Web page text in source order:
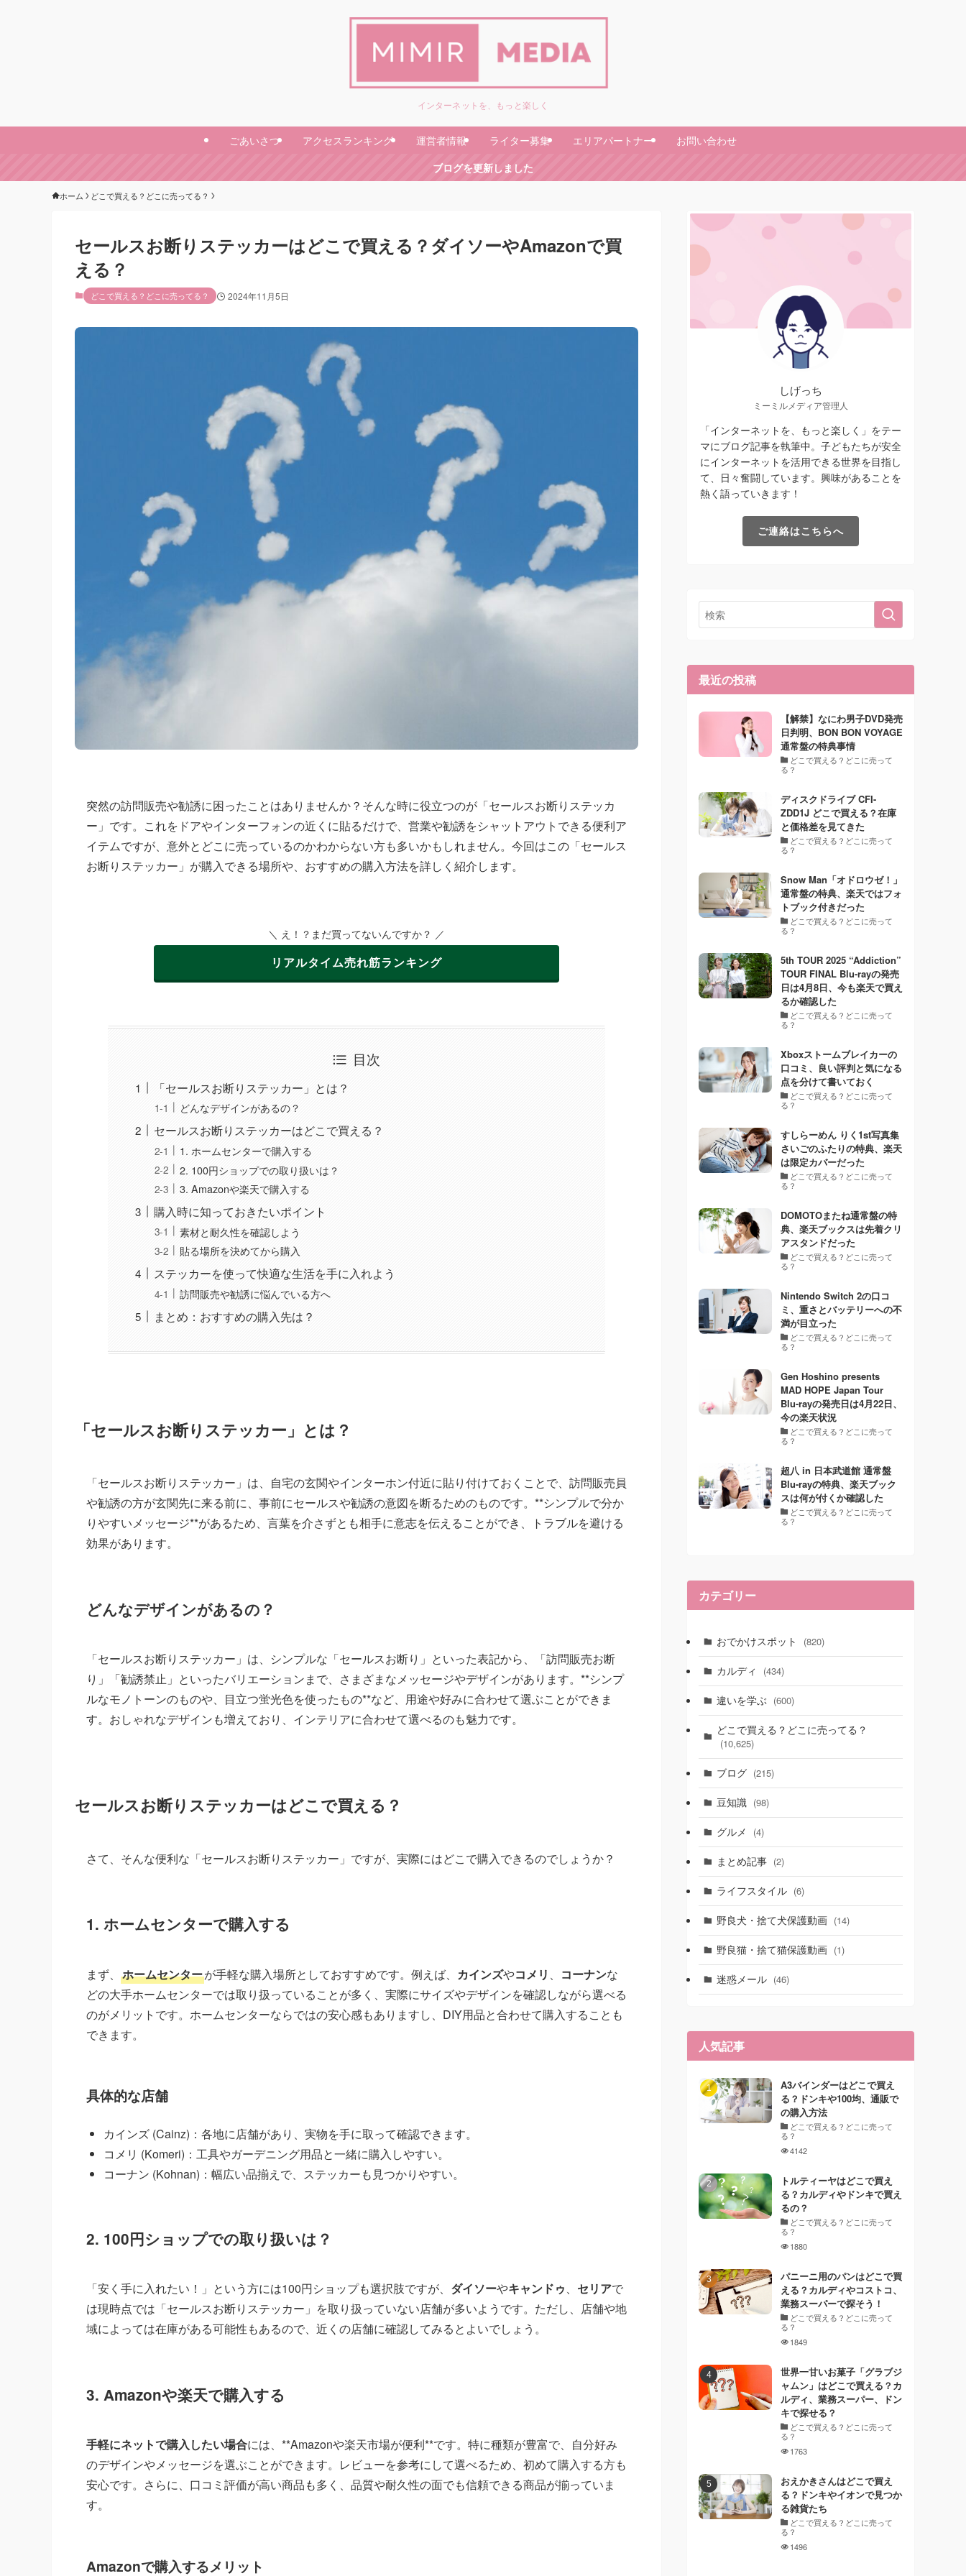
インターネットを、もっと楽しく
ごあいさつ アクセスランキング 運営者情報 ライター募集 エリアパートナー
お問い合わせ
ブログを更新しました
ホーム どこで買える？どこに売ってる？
セールスお断りステッカーはどこで買える？ダイソーやAmazonで買
える？
どこで買える？どこに売ってる？ 2024年11月5日
突然の訪問販売や勧誘に困ったことはありませんか？そんな時に役立つのが「セールスお断りステッカ
ー」です。これをドアやインターフォンの近くに貼るだけで、営業や勧誘をシャットアウトできる便利ア
イテムですが、意外とどこに売っているのかわからない方も多いかもしれません。今回はこの「セールス
お断りステッカー」が購入できる場所や、おすすめの購入方法を詳しく紹介します。
＼ え！？まだ買ってないんですか？ ／
リアルタイム売れ筋ランキング
目次
「セールスお断りステッカー」とは？
どんなデザインがあるの？
セールスお断りステッカーはどこで買える？
1. ホームセンターで購入する
2. 100円ショップでの取り扱いは？
3. Amazonや楽天で購入する
購入時に知っておきたいポイント
素材と耐久性を確認しよう
貼る場所を決めてから購入
ステッカーを使って快適な生活を手に入れよう
訪問販売や勧誘に悩んでいる方へ
まとめ：おすすめの購入先は？
「セールスお断りステッカー」とは？
「セールスお断りステッカー」は、自宅の玄関やインターホン付近に貼り付けておくことで、訪問販売員
や勧誘の方が玄関先に来る前に、事前にセールスや勧誘の意図を断るためのものです。**シンプルで分か
りやすいメッセージ**があるため、言葉を介さずとも相手に意志を伝えることができ、トラブルを避ける
効果があります。
どんなデザインがあるの？
「セールスお断りステッカー」は、シンプルな「セールスお断り」といった表記から、「訪問販売お断
り」「勧誘禁止」といったバリエーションまで、さまざまなメッセージやデザインがあります。**シンプ
ルなモノトーンのものや、目立つ蛍光色を使ったもの**など、用途や好みに合わせて選ぶことができま
す。おしゃれなデザインも増えており、インテリアに合わせて選べるのも魅力です。
セールスお断りステッカーはどこで買える？
さて、そんな便利な「セールスお断りステッカー」ですが、実際にはどこで購入できるのでしょうか？
1. ホームセンターで購入する
まず、 ホームセンターが手軽な購入場所としておすすめです。例えば、 カインズやコメリ 、 コーナンな
どの大手ホームセンターでは取り扱っていることが多く、実際にサイズやデザインを確認しながら選べる
のがメリットです。ホームセンターならではの安心感もありますし、DIY用品と合わせて購入することも
できます。
具体的な店舗
カインズ (Cainz)：各地に店舗があり、実物を手に取って確認できます。
コメリ (Komeri)：工具やガーデニング用品と一緒に購入しやすい。
コーナン (Kohnan)：幅広い品揃えで、ステッカーも見つかりやすい。
2. 100円ショップでの取り扱いは？
「安く手に入れたい！」という方には100円ショップも選択肢ですが、 ダイソーやキャンドゥ、 セリアで
は現時点では「セールスお断りステッカー」を取り扱っていない店舗が多いようです。ただし、店舗や地
域によっては在庫がある可能性もあるので、近くの店舗に確認してみるとよいでしょう。
3. Amazonや楽天で購入する
手軽にネットで購入したい場合には、**Amazonや楽天市場が便利**です。特に種類が豊富で、自分好み
のデザインやメッセージを選ぶことができます。レビューを参考にして選べるため、初めて購入する方も
安心です。さらに、口コミ評価が高い商品も多く、品質や耐久性の面でも信頼できる商品が揃っていま
す。
Amazonで購入するメリット
しげっち
ミーミルメディア管理人
「インターネットを、もっと楽しく」をテー
マにブログ記事を執筆中。子どもたちが安全
にインターネットを活用できる世界を目指し
て、日々奮闘しています。興味があることを
熱く語っていきます！
ご連絡はこちらへ
最近の投稿
【解禁】なにわ男子DVD発売
日判明、BON BON VOYAGE
通常盤の特典事情
どこで買える？どこに売って
る？
ディスクドライブ CFI-
ZDD1J どこで買える？在庫
と価格差を見てきた
どこで買える？どこに売って
る？
Snow Man「オドロウゼ！」
通常盤の特典、楽天ではフォ
トブック付きだった
どこで買える？どこに売って
る？
5th TOUR 2025 “Addiction”
TOUR FINAL Blu-rayの発売
日は4月8日、今も楽天で買え
るか確認した
どこで買える？どこに売って
る？
Xboxストームブレイカーの
口コミ、良い評判と気になる
点を分けて書いておく
どこで買える？どこに売って
る？
すしらーめん りく1st写真集
さいごのふたりの特典、楽天
は限定カバーだった
どこで買える？どこに売って
る？
DOMOTOまたね通常盤の特
典、楽天ブックスは先着クリ
アスタンドだった
どこで買える？どこに売って
る？
Nintendo Switch 2の口コ
ミ、重さとバッテリーへの不
満が目立った
どこで買える？どこに売って
る？
Gen Hoshino presents
MAD HOPE Japan Tour
Blu-rayの発売日は4月22日、
今の楽天状況
どこで買える？どこに売って
る？
超八 in 日本武道館 通常盤
Blu-rayの特典、楽天ブック
スは何が付くか確認した
どこで買える？どこに売って
る？
カテゴリー
おでかけスポット (820)
カルディ (434)
違いを学ぶ (600)
どこで買える？どこに売ってる？
(10,625)
ブログ (215)
豆知識 (98)
グルメ (4)
まとめ記事 (2)
ライフスタイル (6)
野良犬・捨て犬保護動画 (14)
野良猫・捨て猫保護動画 (1)
迷惑メール (46)
人気記事
A3バインダーはどこで買え
る？ドンキや100均、通販で
の購入方法
どこで買える？どこに売って
る？
4142
トルティーヤはどこで買え
る？カルディやドンキで買え
るの？
どこで買える？どこに売って
る？
1880
パニーニ用のパンはどこで買
える？カルディやコストコ、
業務スーパーで探そう！
どこで買える？どこに売って
る？
1849
世界一甘いお菓子「グラブジ
ャムン」はどこで買える？カ
ルディ、業務スーパー、ドン
キで探せる？
どこで買える？どこに売って
る？
1763
おえかきさんはどこで買え
る？ドンキやイオンで見つか
る雑貨たち
どこで買える？どこに売って
る？
1496